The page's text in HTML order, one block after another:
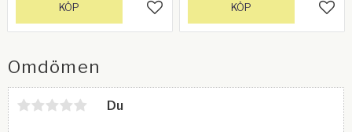
Omdömen
Du
Lägg till i favoriter
KÖP KÖP